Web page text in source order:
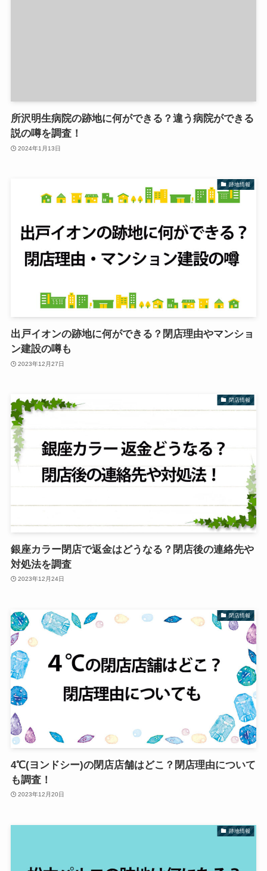
所沢明生病院の跡地に何ができる？違う病院ができる
説の噂を調査！
2024年1月13日
跡地情報
出戸イオンの跡地に何ができる？閉店理由やマンショ
ン建設の噂も
2023年12月27日
閉店情報
銀座カラー閉店で返金はどうなる？閉店後の連絡先や
対処法を調査
2023年12月24日
閉店情報
4℃(ヨンドシー)の閉店店舗はどこ？閉店理由について
も調査！
2023年12月20日
跡地情報